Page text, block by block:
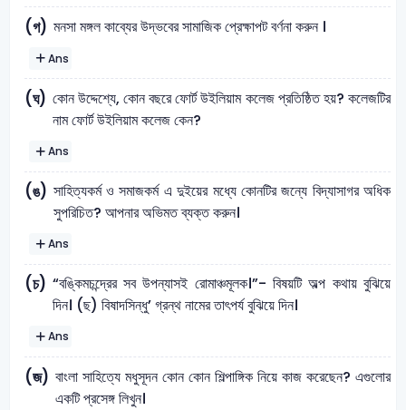
(গ) মনসা মঙ্গল কাব্যের উদ্ভবের সামাজিক প্রেক্ষাপট বর্ণনা করুন ।
Ans
(ঘ) কোন উদ্দেশ্যে, কোন বছরে ফোর্ট উইলিয়াম কলেজ প্রতিষ্ঠিত হয়? কলেজটির
নাম ফোর্ট উইলিয়াম কলেজ কেন?
Ans
(ঙ) সাহিত্যকর্ম ও সমাজকর্ম এ দুইয়ের মধ্যে কোনটির জন্যে বিদ্যাসাগর অধিক
সুপরিচিত? আপনার অভিমত ব্যক্ত করুন।
Ans
(চ) “বঙ্কিমচন্দ্রের সব উপন্যাসই রােমাঞ্চমূলক।”- বিষয়টি অল্প কথায় বুঝিয়ে
দিন। (ছ) বিষাদসিন্ধু’ গ্রন্থ নামের তাৎপর্য বুঝিয়ে দিন।
Ans
(জ) বাংলা সাহিত্যে মধুসূদন কোন কোন শিল্পাঙ্গিক নিয়ে কাজ করেছেন? এগুলাের
একটি প্রসেঙ্গ লিখুন।